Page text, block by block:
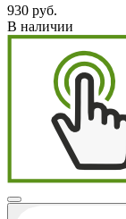
930 руб.
В наличии